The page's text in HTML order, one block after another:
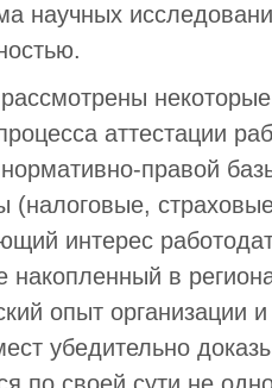
научных
аттестации
правой
интерес
накопленный в
опыт организации
убедительно